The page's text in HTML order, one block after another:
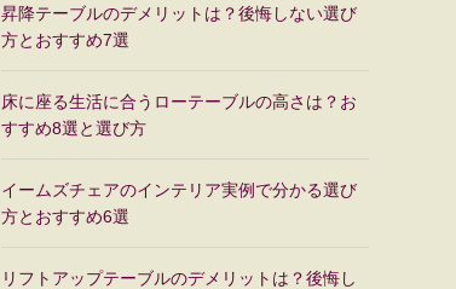
昇降テーブルのデメリットは？後悔しない選び
方とおすすめ7選
床に座る生活に合うローテーブルの高さは？お
すすめ8選と選び方
イームズチェアのインテリア実例で分かる選び
方とおすすめ6選
リフトアップテーブルのデメリットは？後悔し